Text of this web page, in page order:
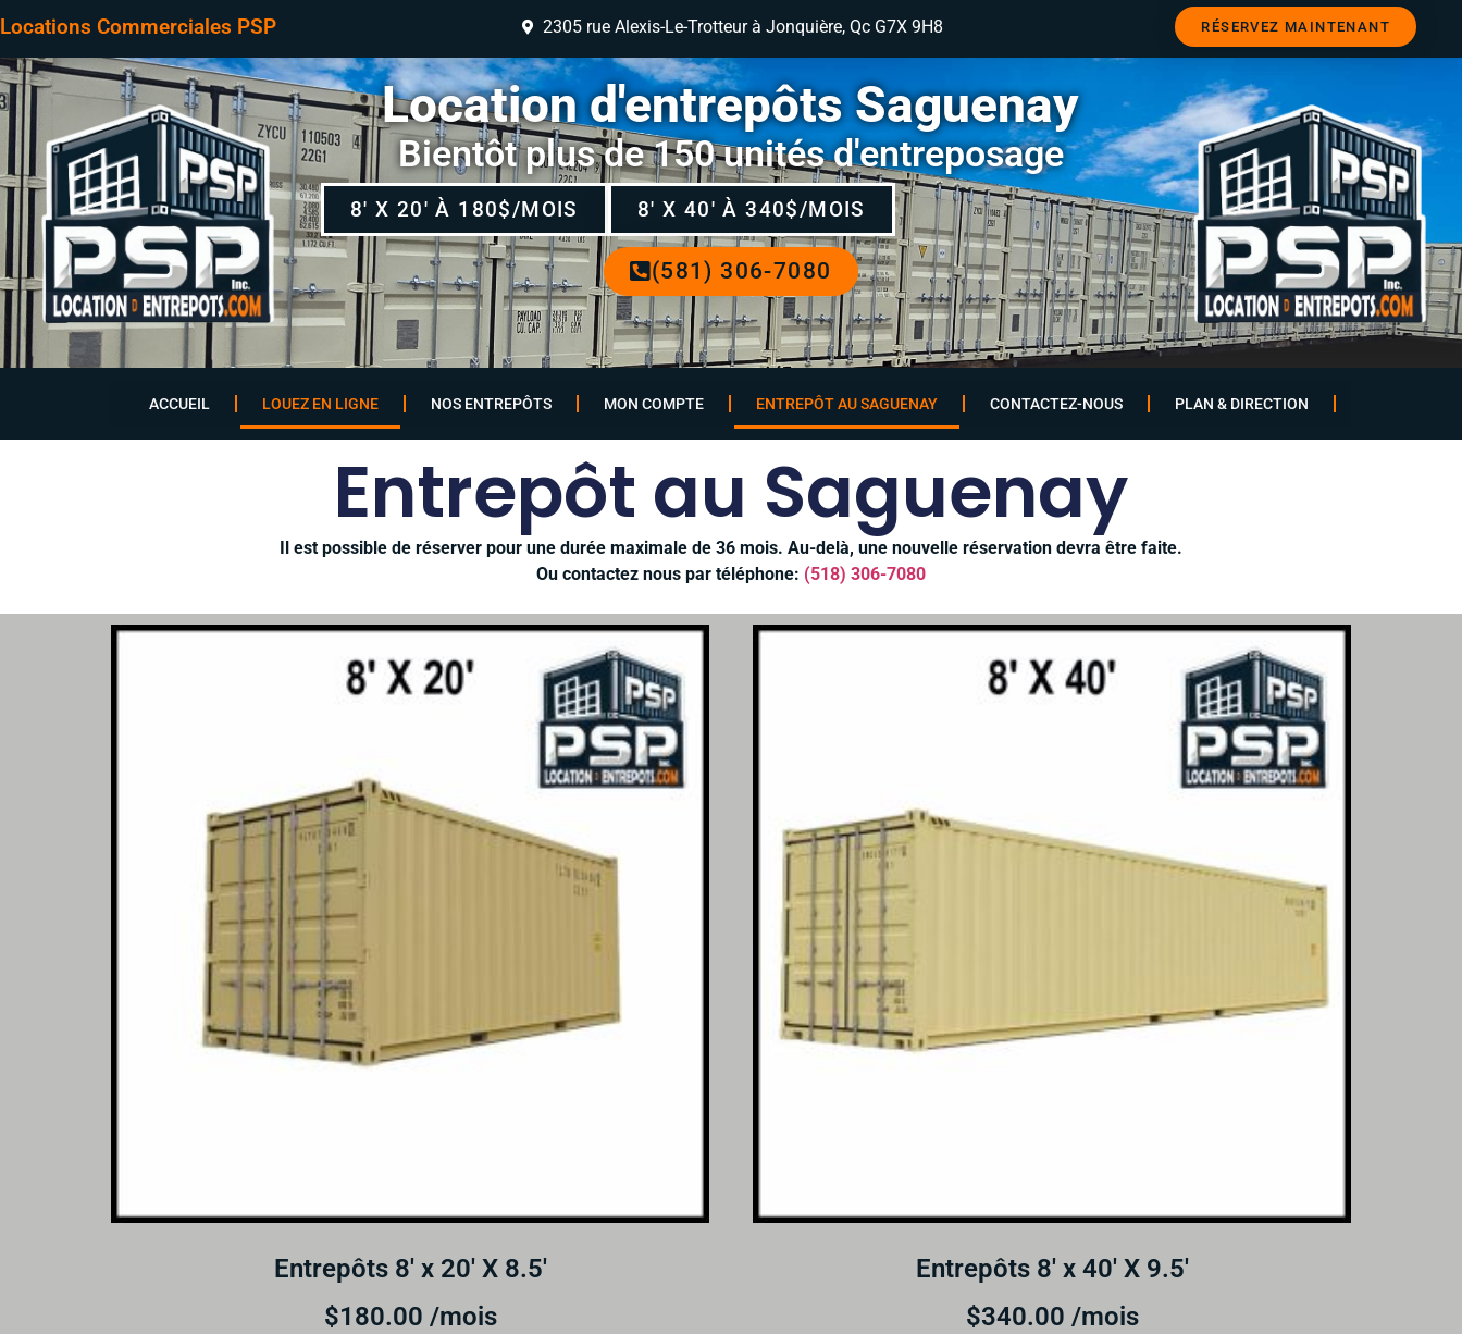
Locations Commerciales PSP 2305 rue Alexis-Le-Trotteur à Jonquière, Qc G7X 9H8 RÉSERVEZ MAINTENANT
Location d'entrepôts Saguenay
Bientôt plus de 150 unités d'entreposage
8' X 20' À 180$/MOIS 8' X 40' À 340$/MOIS
(581) 306-7080
ACCUEIL LOUEZ EN LIGNE NOS ENTREPÔTS MON COMPTE ENTREPÔT AU SAGUENAY CONTACTEZ-NOUS PLAN & DIRECTION
Entrepôt au Saguenay
Il est possible de réserver pour une durée maximale de 36 mois. Au-delà, une nouvelle réservation devra être faite.
Ou contactez nous par téléphone: (518) 306-7080
Entrepôts 8′ x 20′ X 8.5′
$180.00 /mois
Entrepôts 8′ x 40′ X 9.5′
$340.00 /mois